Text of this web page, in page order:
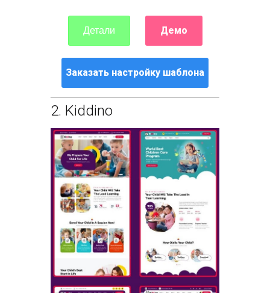
Детали Демо
Заказать настройку шаблона
2. Kiddino